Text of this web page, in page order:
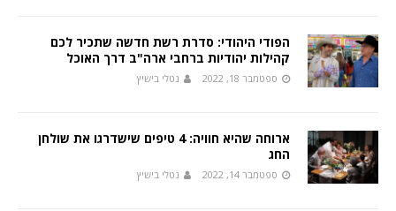
הפודי היהודי: סדרת רשת חדשה שתכיר לכם
קהילות יהודיות ברחבי ארה"ב דרך האוכל
ספטמבר 18, 2022 נטלי בישיץ
ארוחה שהיא חוויה: 4 טיפים שישדרגו את שולחן
החג
ספטמבר 14, 2022 נטלי בישיץ